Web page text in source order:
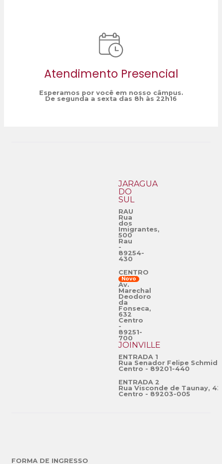
Atendimento Presencial
Esperamos por você em nosso câmpus.
De segunda a sexta das 8h às 22h16
JARAGUÁ
DO
SUL
RAU
Rua
dos
Imigrantes,
500
Rau
-
89254-
430
CENTRO
Novo
Av.
Marechal
Deodoro
da
Fonseca,
632
Centro
-
89251-
700
JOINVILLE
ENTRADA 1
Rua Senador Felipe
Centro - 89201-440
ENTRADA 2
Rua Visconde de Taunay,
Centro - 89203-005
FORMA DE INGRESSO